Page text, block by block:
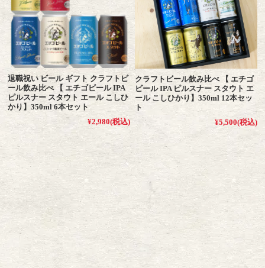
退職祝い ビール ギフト クラフトビ
ール飲み比べ 【 エチゴビール IPA
ピルスナー スタウト エール こしひ
かり】350ml 6本セット
¥2,980(税込)
クラフトビール飲み比べ 【 エチゴ
ビール IPA ピルスナー スタウト エ
ール こしひかり】350ml 12本セッ
ト
¥5,500(税込)